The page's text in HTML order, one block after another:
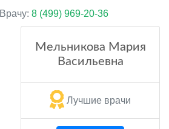
8 (499) 969-20-36
Мельникова Мария
Васильевна
Лучшие врачи